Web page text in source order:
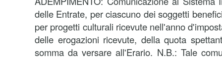
delle Entrate, per ciascuno dei soggetti
per progetti culturali ricevute nell'anno
delle erogazioni ricevute, della quota
somma da versare all'Erario. N.B.: Tale